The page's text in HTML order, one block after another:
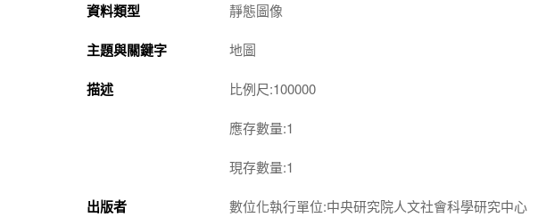
資料類型 靜態圖像
主題與關鍵字 地圖
描述 比例尺:100000
應存數量:1
現存數量:1
出版者 數位化執行單位:中央研究院人文社會科學研究中心